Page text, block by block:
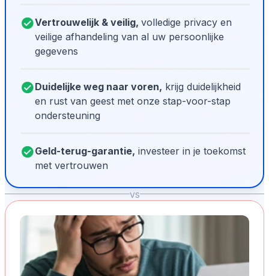
Vertrouwelijk & veilig, volledige privacy en
veilige afhandeling van al uw persoonlijke
gegevens
Duidelijke weg naar voren, krijg duidelijkheid
en rust van geest met onze stap-voor-stap
ondersteuning
Geld-terug-garantie, investeer in je toekomst
met vertrouwen
vs